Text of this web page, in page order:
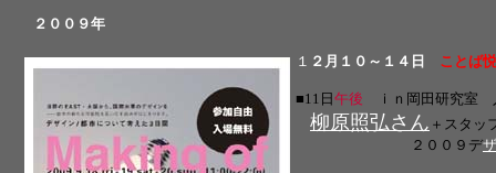
２００９年
１ ２ 月１０～１４日 ことば
■11日 午後 ｉｎ岡田研究室
柳原照弘さん ＋スタッ
２００９デ